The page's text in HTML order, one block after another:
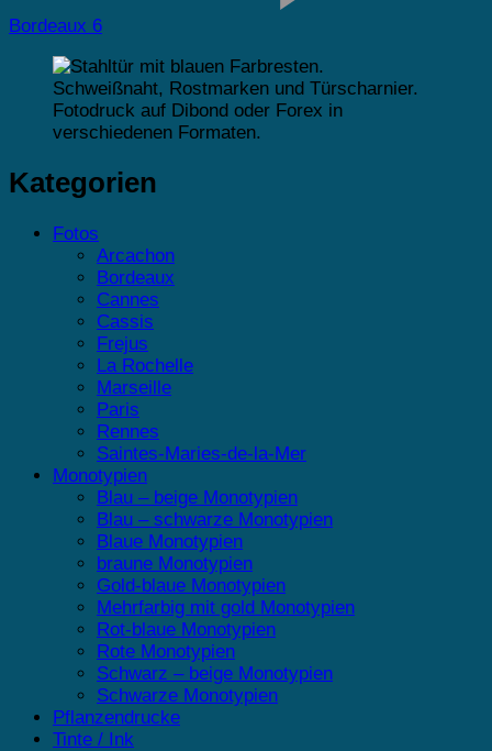
Bordeaux 6
Kategorien
Fotos
Arcachon
Bordeaux
Cannes
Cassis
Frejus
La Rochelle
Marseille
Paris
Rennes
Saintes-Maries-de-la-Mer
Monotypien
Blau – beige Monotypien
Blau – schwarze Monotypien
Blaue Monotypien
braune Monotypien
Gold-blaue Monotypien
Mehrfarbig mit gold Monotypien
Rot-blaue Monotypien
Rote Monotypien
Schwarz – beige Monotypien
Schwarze Monotypien
Pflanzendrucke
Tinte / Ink